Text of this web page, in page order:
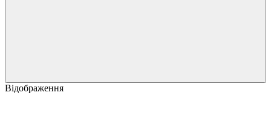
Відображення